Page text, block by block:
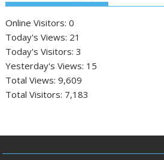
Online Visitors:0
Today's Views: 21
Today's Visitors:3
Yesterday's Views: 15
Total Views:9,609
Total Visitors: 7,183